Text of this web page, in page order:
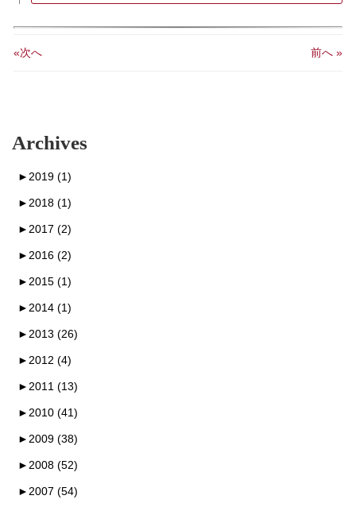
«次へ 前へ »
Archives
► 2019 (1)
► 2018 (1)
► 2017 (2)
► 2016 (2)
► 2015 (1)
► 2014 (1)
► 2013 (26)
► 2012 (4)
► 2011 (13)
► 2010 (41)
► 2009 (38)
► 2008 (52)
► 2007 (54)